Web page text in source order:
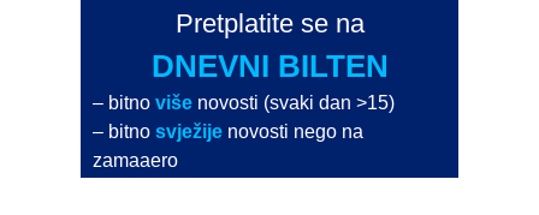
Pretplatite se na
DNEVNI BILTEN
– bitnoviše novosti (svaki dan >15)
– bitnosvježije novosti nego na
zamaaero